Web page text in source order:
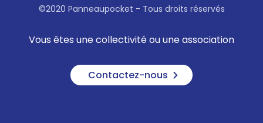
©2020 Panneaupocket - Tous droits réservés
Vous êtes une collectivité ou une association
Contactez-nous